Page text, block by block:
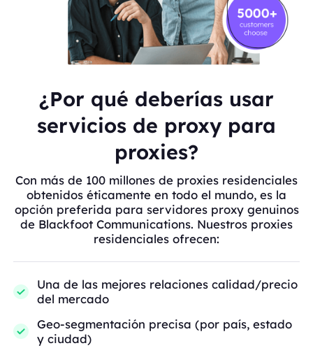
¿Por qué deberías usar
servicios de proxy para
proxies?
Con más de 100 millones de proxies residenciales
obtenidos éticamente en todo el mundo, es la
opción preferida para servidores proxy genuinos
de Blackfoot Communications. Nuestros proxies
residenciales ofrecen:
Una de las mejores relaciones calidad/precio
del mercado
Geo-segmentación precisa (por país, estado
y ciudad)